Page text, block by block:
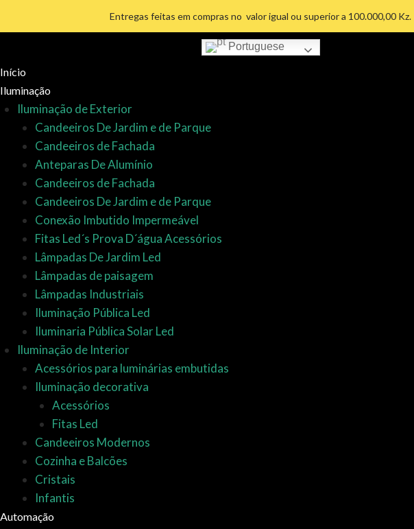
Entregas feitas em compras no valor igual ou superior a 100.000,00 Kz.
Portuguese
Início
Iluminação
Iluminação de Exterior
Candeeiros De Jardim e de Parque
Candeeiros de Fachada
Anteparas De Alumínio
Candeeiros de Fachada
Candeeiros De Jardim e de Parque
Conexão Imbutido Impermeável
Fitas Led´s Prova D´água Acessórios
Lâmpadas De Jardim Led
Lâmpadas de paisagem
Lâmpadas Industriais
Iluminação Pública Led
Iluminaria Pública Solar Led
Iluminação de Interior
Acessórios para luminárias embutidas
Iluminação decorativa
Acessórios
Fitas Led
Candeeiros Modernos
Cozinha e Balcões
Cristais
Infantis
Automação
10W